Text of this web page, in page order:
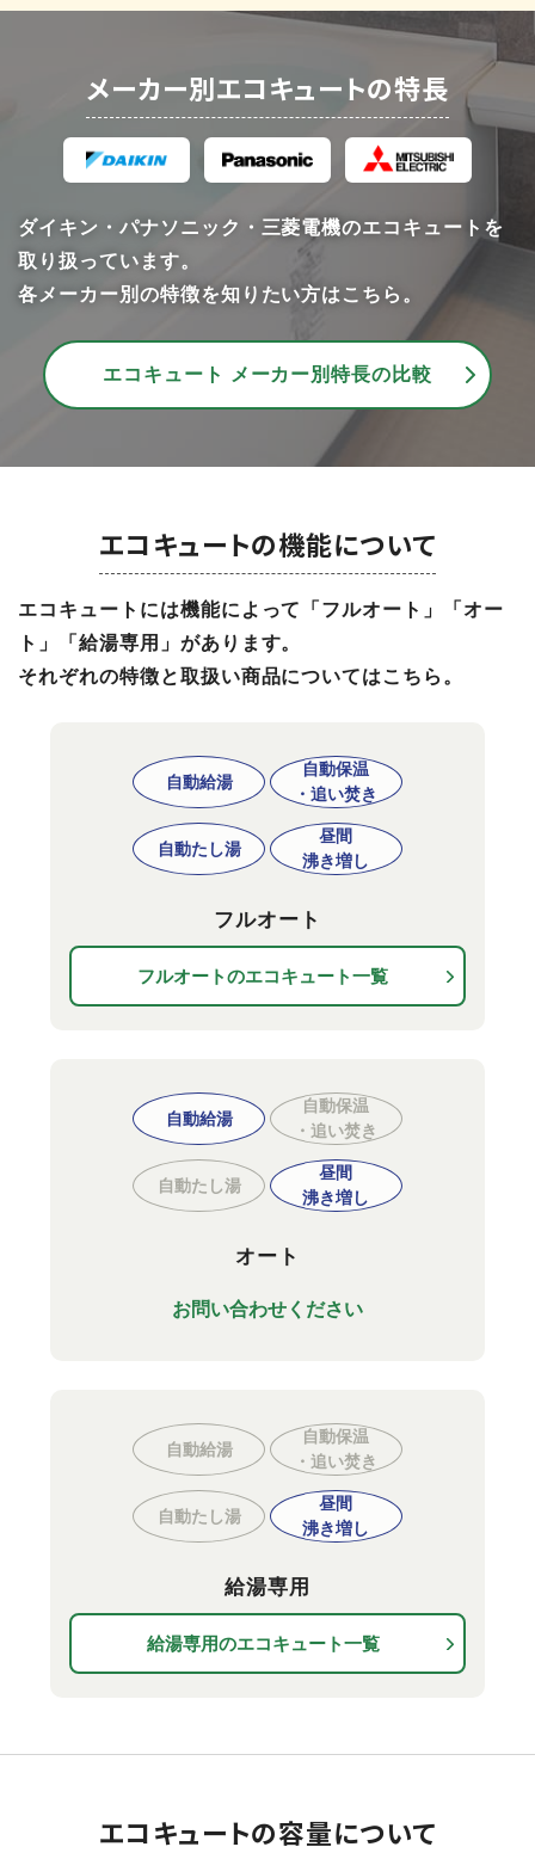
メーカー別エコキュートの特長
ダイキン・パナソニック・三菱電機のエコキュートを
取り扱っています。
各メーカー別の特徴を知りたい方はこちら。
エコキュート メーカー別特長の比較
エコキュートの機能について
エコキュートには機能によって「フルオート」「オー
ト」「給湯専用」があります。
それぞれの特徴と取扱い商品についてはこちら。
自動給湯
自動保温
・追い焚き
自動たし湯
昼間
沸き増し
フルオート
フルオートのエコキュート一覧
自動給湯
自動保温
・追い焚き
自動たし湯
昼間
沸き増し
オート
お問い合わせください
自動給湯
自動保温
・追い焚き
自動たし湯
昼間
沸き増し
給湯専用
給湯専用のエコキュート一覧
エコキュートの容量について